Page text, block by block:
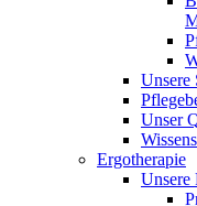
Unsere
Unser
Ergotherapie
Unsere